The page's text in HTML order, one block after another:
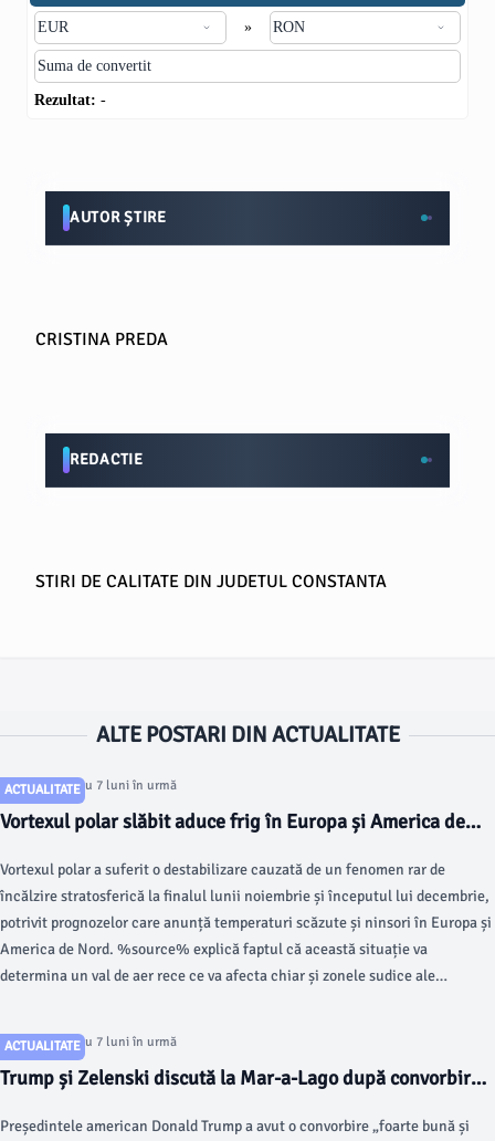
»
Rezultat: -
AUTOR ȘTIRE
CRISTINA PREDA
REDACTIE
STIRI DE CALITATE DIN JUDETUL CONSTANTA
ALTE POSTARI DIN ACTUALITATE
ACTUALITATE
Articol postat cu 7 luni în urmă
Vortexul polar slăbit aduce frig în Europa și America de
Vortexul polar a suferit o destabilizare cauzată de un fenomen rar de
încălzire stratosferică la finalul lunii noiembrie și începutul lui decembrie,
potrivit prognozelor care anunță temperaturi scăzute și ninsori în Europa și
America de Nord. %source% explică faptul că această situație va
determina un val de aer rece ce va afecta chiar și zonele sudice ale
ACTUALITATE
Articol postat cu 7 luni în urmă
Trump și Zelenski discută la Mar-a-Lago după convorbirea
Președintele american Donald Trump a avut o convorbire „foarte bună și